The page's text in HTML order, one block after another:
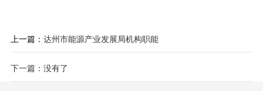
上一篇： 达州市能源产业发展局机构职能
下一篇：没有了